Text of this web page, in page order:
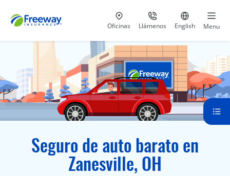
Visita nuestras
Oficinas Llámenos
al 800-441-5533
Ir al sitio
English Menu
Seguro de auto barato en
Zanesville, OH